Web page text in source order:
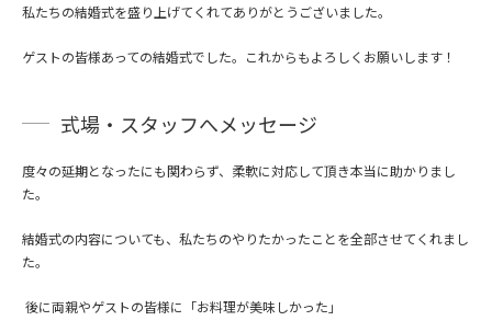
私たちの結婚式を盛り上げてくれてありがとうございました。
ゲストの皆様あっての結婚式でした。これからもよろしくお願いします！
式場・スタッフへメッセージ
度々の延期となったにも関わらず、柔軟に対応して頂き本当に助かりまし
た。
結婚式の内容についても、私たちのやりたかったことを全部させてくれまし
た。
後に両親やゲストの皆様に「お料理が美味しかった」